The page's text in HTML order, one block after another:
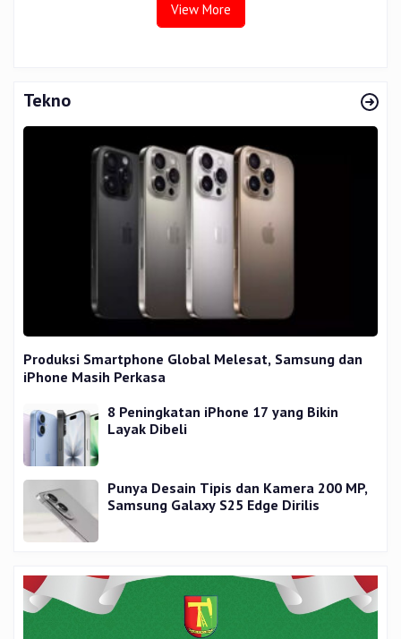
View More
Tekno
Produksi Smartphone Global Melesat, Samsung dan
iPhone Masih Perkasa
8 Peningkatan iPhone 17 yang Bikin
Layak Dibeli
Punya Desain Tipis dan Kamera 200 MP,
Samsung Galaxy S25 Edge Dirilis